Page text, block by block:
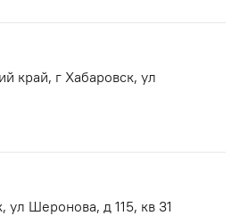
край, г Хабаровск, ул
ул Шеронова, д 115, кв 31